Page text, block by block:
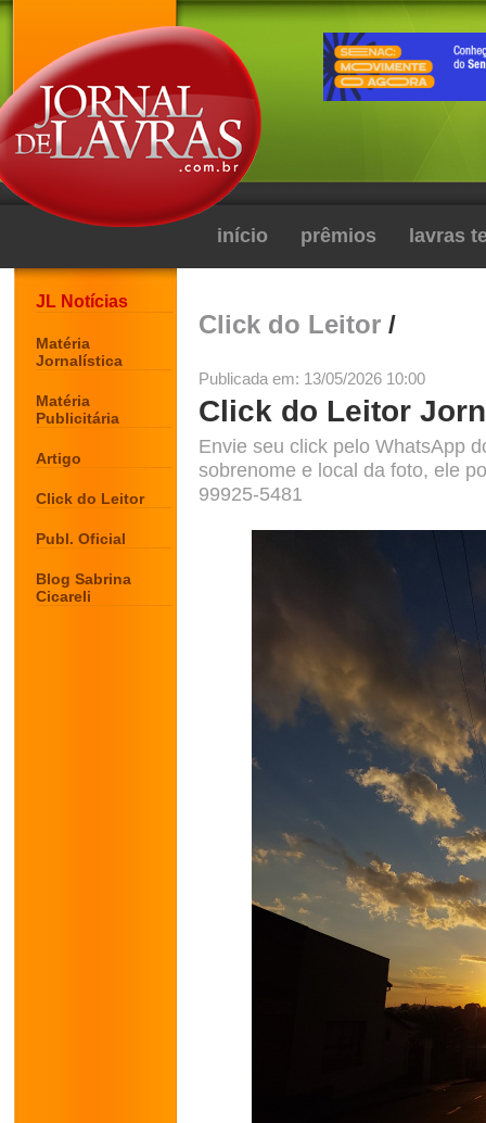
início prêmios lavras
JL Notícias
Matéria
Jornalística
Matéria
Publicitária
Artigo
Click do Leitor
Publ. Oficial
Blog Sabrina
Cicareli
Click do Leitor /
Publicada em: 13/05/2026 10:00
Click do Leitor
Envie seu click pelo WhatsApp
sobrenome e local da foto, ele
99925-5481